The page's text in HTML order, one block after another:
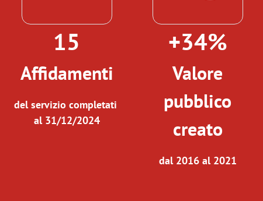
15
Affidamenti
del servizio completati
al 31/12/2024
+34%
Valore
pubblico
creato
dal 2016 al 2021